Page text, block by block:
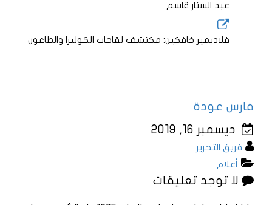
عبد الستار قاسم
فلاديمير خافكين: مكتشف لقاحات الكوليرا والطاعون
فارس عودة
ديسمبر 16, 2019
فريق التحرير
أعلام
لا توجد تعليقات